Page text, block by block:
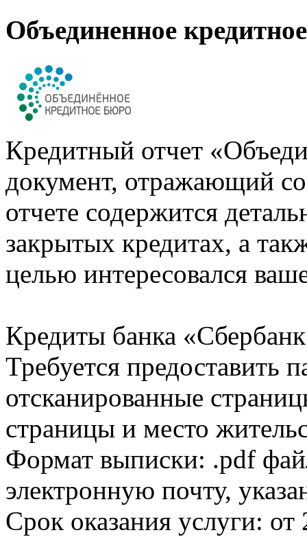
Объединенное
Кредитный отчет
документ, отражающий
отчете содержится
закрытых кредитах, а
целью интересовался
Кредиты банка
Требуется предоставить
отсканированные
страницы и место
Формат выписки: .pdf
электронную почту,
Срок оказания услуги: от